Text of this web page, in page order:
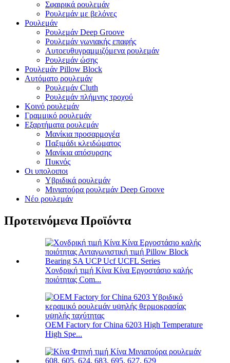
Σφαιρικά ρουλεμάν
Ρουλεμάν με βελόνες
Ρουλεμάν
Ρουλεμάν Deep Groove
Ρουλεμάν γωνιακής επαφής
Αυτοευθυγραμμιζόμενα ρουλεμάν
Ρουλεμάν ώσης
Ρουλεμάν Pillow Block
Αυτόματο ρουλεμάν
Ρουλεμάν Cluth
Ρουλεμάν πλήμνης τροχού
Κοινό ρουλεμάν
Γραμμικό ρουλεμάν
Εξαρτήματα ρουλεμάν
Μανίκια προσαρμογέα
Παξιμάδι κλειδώματος
Μανίκια απόσυρσης
Πυκνός
Οι υπολοιποι
Υβριδικά ρουλεμάν
Μινιατούρα ρουλεμάν Deep Groove
Νέο ρουλεμάν
Προτεινόμενα Προϊόντα
Χονδρική τιμή Κίνα Κίνα Εργοστάσιο καλής
ποιότητας Com...
OEM Factory for China 6203 High Temperature
High Spe...